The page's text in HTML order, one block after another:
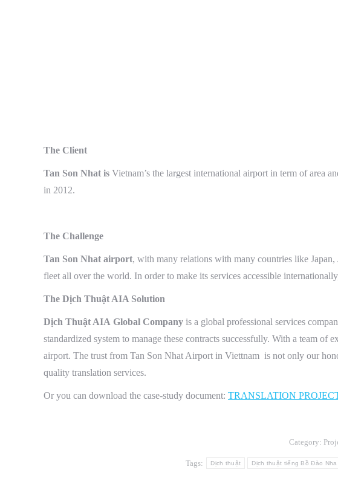
The Client
Tan Son Nhat is Vietnam’s the largest international airport in term of area
in 2012.
The Challenge
Tan Son Nhat airport, with many relations with many countries like
fleet all over the world. In order to make its services accessible
The Dịch Thuật AIA Solution
Dịch Thuật AIA Global Company is a global professional services
standardized system to manage these contracts successfully. With a team
airport. The trust from Tan Son Nhat Airport in Viettnam is not only our
quality translation services.
Or you can download the case-study document: TRANSLATION
Category:
Tags: Dịch thuật Dịch thuật tiếng Bồ Đào Nha